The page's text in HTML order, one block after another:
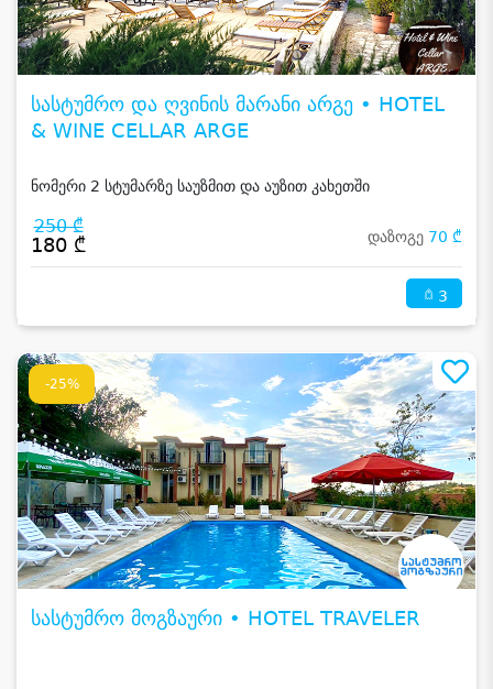
სასტუმრო და ღვინის მარანი არგე • HOTEL
& WINE CELLAR ARGE
ნომერი 2 სტუმარზე საუზმით და აუზით კახეთში
250 ₾
180 ₾ დაზოგე 70 ₾
3
-25%
სასტუმრო მოგზაური • HOTEL TRAVELER